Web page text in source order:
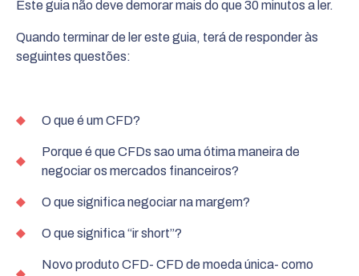
Este guia não deve demorar mais do que 30 minutos a ler.
Quando terminar de ler este guia, terá de responder às
seguintes questões:
O que é um CFD?
Porque é que CFDs sao uma ótima maneira de
negociar os mercados financeiros?
O que significa negociar na margem?
O que significa “ir short”?
Novo produto CFD- CFD de moeda única- como